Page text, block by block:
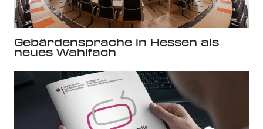
Gebärdensprache in Hessen als
neues Wahlfach